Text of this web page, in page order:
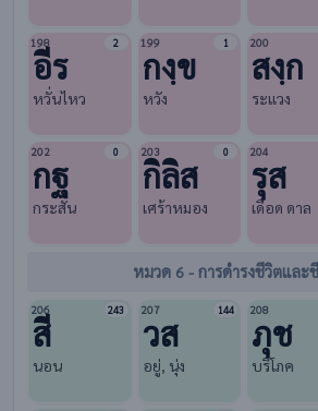
198 2
อีร
หวั่นไหว
199 1
กงฺข
หวัง
200
สงฺก
ระแวง
202 0
กฐ
กระสัน
203 0
กิลิส
เศร้าหมอง
204
รุส
เดือด ดาล
หมวด 6 - การดำรงชีวิตและ
206 243
สี
นอน
207 144
วส
อยู่, นุ่ง
208
ภุช
บริโภค